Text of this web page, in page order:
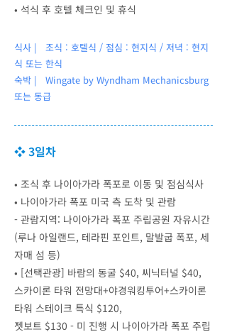
• 석식 후 호텔 체크인 및 휴식
식사 | 조식 : 호텔식 / 점심 : 현지식 / 저녁 : 현지
식 또는 한식
숙박 | Wingate by Wyndham Mechanicsburg
또는 동급
❖ 3일차
• 조식 후 나이아가라 폭포로 이동 및 점심식사
• 나이아가라 폭포 미국 측 도착 및 관람
- 관람지역: 나이아가라 폭포 주립공원 자유시간
(루나 아일랜드, 테라핀 포인트, 말발굽 폭포, 세
자매 섬 등)
• [선택관광] 바람의 동굴 $40, 씨닉터널 $40,
스카이론 타워 전망대+야경워킹투어+스카이론
타워 스테이크 특식 $120,
젯보트 $130 - 미 진행 시 나이아가라 폭포 주립